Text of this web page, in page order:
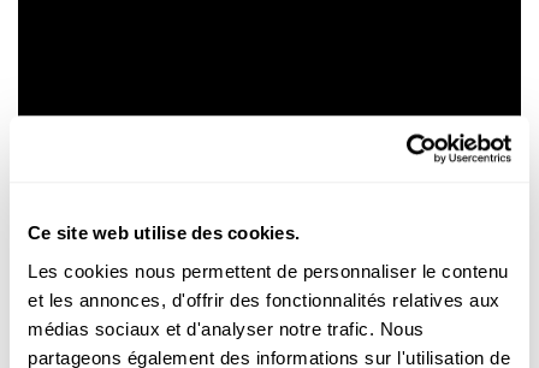
Ce site web utilise des cookies.
Les cookies nous permettent de personnaliser le contenu
et les annonces, d'offrir des fonctionnalités relatives aux
médias sociaux et d'analyser notre trafic. Nous
partageons également des informations sur l'utilisation de